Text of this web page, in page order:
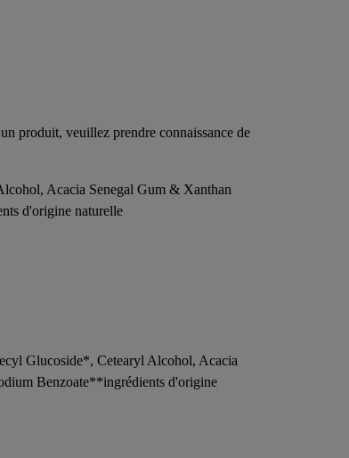
produit, veuillez prendre connaissance de
Acacia Senegal Gum & Xanthan
d'origine naturelle
Glucoside*, Cetearyl Alcohol, Acacia
Benzoate**ingrédients d'origine